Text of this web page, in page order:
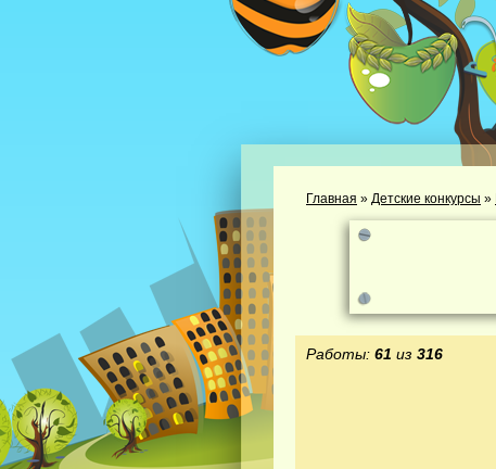
Главная » Детские конкурсы »
Работы: 61 из 316